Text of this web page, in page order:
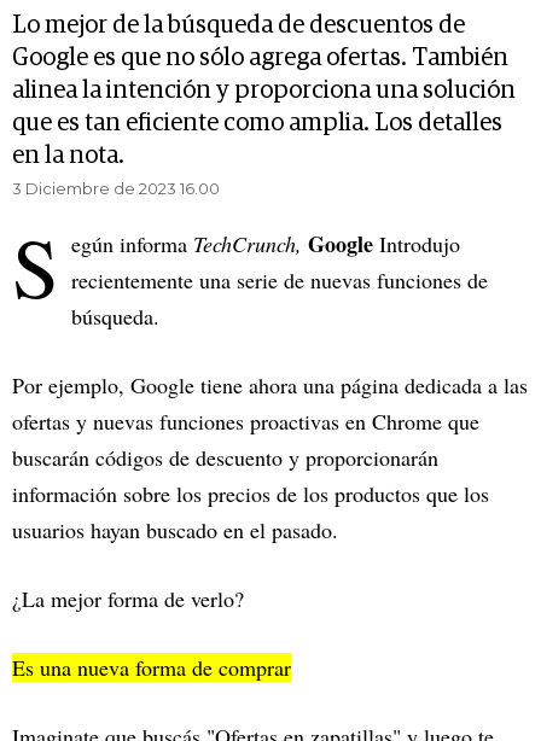
Lo mejor de la búsqueda de descuentos de
Google es que no sólo agrega ofertas. También
alinea la intención y proporciona una solución
que es tan eficiente como amplia. Los detalles
en la nota.
3 Diciembre de 2023 16.00
S egún informa TechCrunch, Google Introdujo
recientemente una serie de nuevas funciones de
búsqueda.
Por ejemplo, Google tiene ahora una página dedicada a las
ofertas y nuevas funciones proactivas en Chrome que
buscarán códigos de descuento y proporcionarán
información sobre los precios de los productos que los
usuarios hayan buscado en el pasado.
¿La mejor forma de verlo?
Es una nueva forma de comprar